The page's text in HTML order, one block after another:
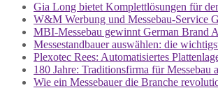
Gia Long bietet Komplettlösungen für
W&M Werbung und Messebau-Service
MBI-Messebau gewinnt German Brand
Messestandbauer auswählen: die
Plexotec Rees: Automatisiertes
180 Jahre: Traditionsfirma für Messebau
Wie ein Messebauer die Branche